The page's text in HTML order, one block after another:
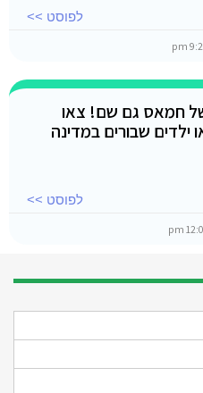
לפוסט >>
של חמאס גם שם! צאו
ילדים שבורים במדינה
לפוסט >>